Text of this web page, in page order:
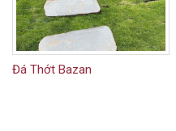
Đá Thớt Bazan